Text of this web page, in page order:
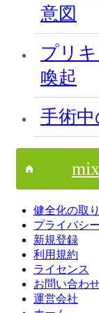
意図
プリ
喚起
手術
健全化の取
プライバシ
新規登録
利用規約
ライセンス
お問い合わ
運営会社